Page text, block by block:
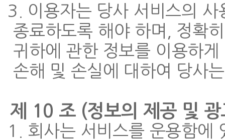
3. 이용자는 당사 서비스의
종료하도록 해야 하며, 정확
귀하에 관한 정보를 이용하
손해 및 손실에 대하여 당사
제 10 조 (정보의 제공 및
1. 회사는 서비스를 운용함에